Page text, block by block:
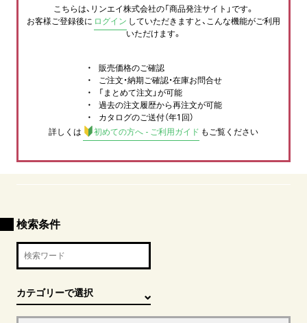
こちらは、リンエイ株式会社の「商品発注サイト」です。
お客様ご登録後に ログイン していただきますと、こんな機能がご利用
いただけます。
販売価格のご確認
ご注文・納期ご確認・在庫お問合せ
「まとめて注文」が可能
過去の注文履歴から再注文が可能
カタログのご送付（年1回）
詳しくは
初めての方へ - ご利用ガイド もご覧ください
検索条件